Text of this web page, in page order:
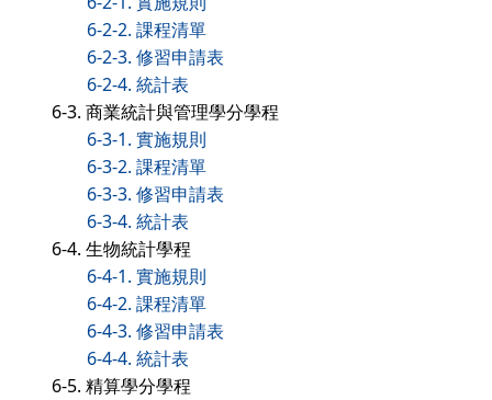
6-2-2. 課程清單
6-2-3. 修習申請表
6-2-4. 統計表
6-3. 商業統計與管理學分學程
6-3-1. 實施規則
6-3-2. 課程清單
6-3-3. 修習申請表
6-3-4. 統計表
6-4. 生物統計學程
6-4-1. 實施規則
6-4-2. 課程清單
6-4-3. 修習申請表
6-4-4. 統計表
6-5. 精算學分學程